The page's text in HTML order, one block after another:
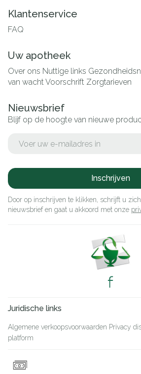
Klantenservice
FAQ
Uw apotheek
Over ons Nuttige links
van wachtVoorschrift Zorgtarieven
Nieuwsbrief
Blijf op de hoogte van nieuwe
Inschrijven
Door op inschrijven te klikken, schrijft u
nieuwsbrief en gaat u akkoord met onze
Juridische links
Algemene verkoopsvoorwaarden Privacy
platform